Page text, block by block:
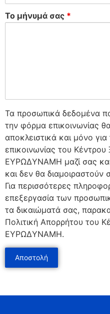
Το μήνυμά σας *
Τα προσωπικά δεδομένα
την φόρμα επικοινωνίας
αποκλειστικά και μόνο
επικοινωνίας του
ΕΥΡΩΔΥΝΑΜΗ μαζί σας
και δεν θα διαμοιραστούν
Για περισσότερες
επεξεργασία των
τα δικαιώματά σας,
Πολιτική Απορρήτου του
ΕΥΡΩΔΥΝΑΜΗ.